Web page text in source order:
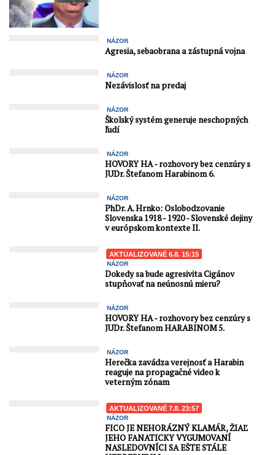
NÁZOR
Agresia, sebaobrana a zástupná vojna
NÁZOR
Nezávislosť na predaj
NÁZOR
Školský systém generuje neschopných
ľudí
NÁZOR
HOVORY HA - rozhovory bez cenzúry s
JUDr. Štefanom Harabinom 6.
NÁZOR
PhDr. A. Hrnko: Oslobodzovanie
Slovenska 1918 - 1920 - Slovenské dejiny
v európskom kontexte II.
AKTUALIZOVANÉ 6.8. 15:15
NÁZOR
Dokedy sa bude agresivita Cigánov
stupňovať na neúnosnú mieru?
NÁZOR
HOVORY HA - rozhovory bez cenzúry s
JUDr. Štefanom HARABINOM 5.
NÁZOR
Herečka zavádza verejnosť a Harabin
reaguje na propagačné video k
veterným zónam
AKTUALIZOVANÉ 7.8. 23:57
NÁZOR
FICO JE NEHORÁZNÝ KLAMÁR, ŽIAĽ
JEHO FANATICKY VYGUMOVANÍ
NASLEDOVNÍCI SA EŠTE STÁLE